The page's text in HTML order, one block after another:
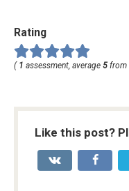
Rating
( 1 assessment, average 5 from
Like this post?